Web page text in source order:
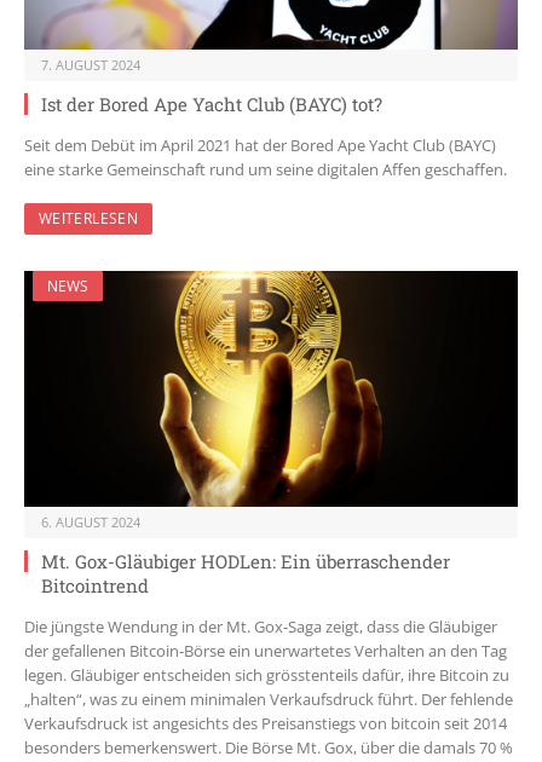
7. AUGUST 2024
Ist der Bored Ape Yacht Club (BAYC) tot?
Seit dem Debüt im April 2021 hat der Bored Ape Yacht Club (BAYC)
eine starke Gemeinschaft rund um seine digitalen Affen geschaffen.
WEITERLESEN
NEWS
6. AUGUST 2024
Mt. Gox-Gläubiger HODLen: Ein überraschender
Bitcointrend
Die jüngste Wendung in der Mt. Gox-Saga zeigt, dass die Gläubiger
der gefallenen Bitcoin-Börse ein unerwartetes Verhalten an den Tag
legen. Gläubiger entscheiden sich grösstenteils dafür, ihre Bitcoin zu
„halten“, was zu einem minimalen Verkaufsdruck führt. Der fehlende
Verkaufsdruck ist angesichts des Preisanstiegs von bitcoin seit 2014
besonders bemerkenswert. Die Börse Mt. Gox, über die damals 70 %